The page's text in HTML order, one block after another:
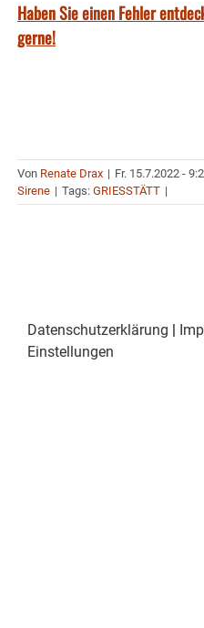
Haben Sie einen Fehler
gerne!
Von Renate Drax | Fr. 15.7.2022 -
Sirene | Tags: GRIESSTÄTT |
Datenschutzerklärung
Einstellungen